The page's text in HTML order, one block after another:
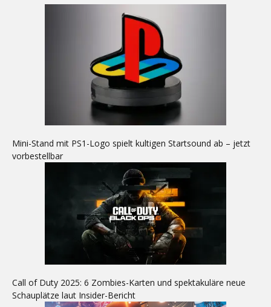
Mini-Stand mit PS1-Logo spielt kultigen Startsound ab – jetzt
vorbestellbar
Call of Duty 2025: 6 Zombies-Karten und spektakuläre neue
Schauplätze laut Insider-Bericht